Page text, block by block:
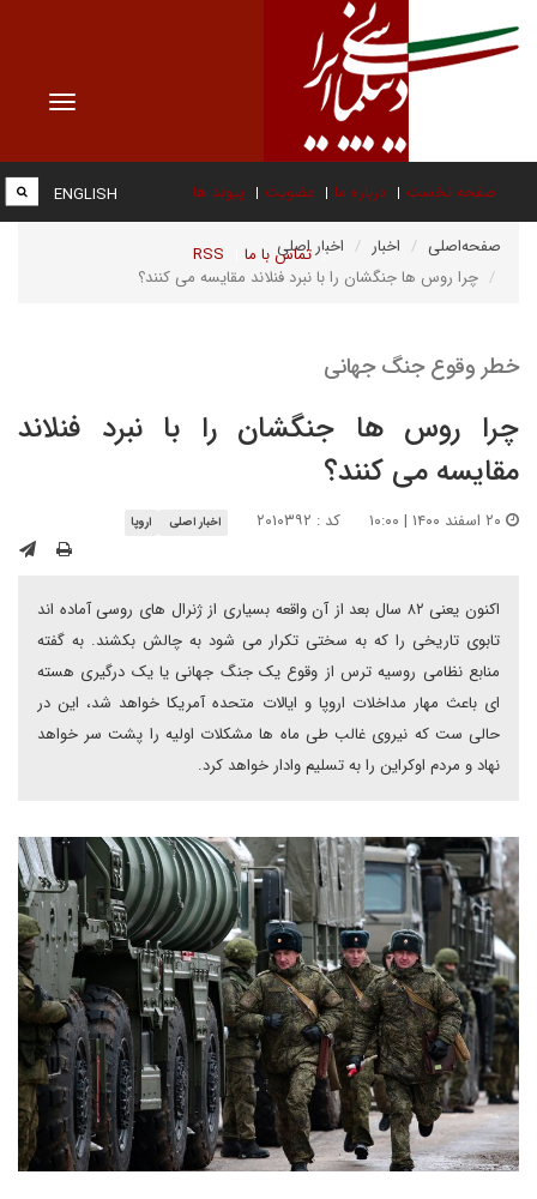
Toggle
صفحه نخست درباره ما عضویت پیوند ها
تماس با ما RSS
ENGLISH
صفحه‌اصلی اخبار
اخبار اصلی
چرا روس ها جنگشان را با نبرد فنلاند مقایسه می کنند؟
خطر وقوع جنگ جهانی
چرا روس ها جنگشان را با نبرد فنلاند
مقایسه می کنند؟
کد : ۲۰۱۰۳۹۲ اخبار اصلی اروپا
اکنون یعنی ۸۲ سال بعد از آن واقعه بسیاری از ژنرال های روسی آماده اند
تابوی تاریخی را که به سختی تکرار می شود به چالش بکشند. به گفته
منابع نظامی روسیه ترس از وقوع یک جنگ جهانی یا یک درگیری هسته
ای باعث مهار مداخلات اروپا و ایالات متحده آمریکا خواهد شد، این در
حالی ست که نیروی غالب طی ماه ها مشکلات اولیه را پشت سر خواهد
نهاد و مردم اوکراین را به تسلیم وادار خواهد کرد.